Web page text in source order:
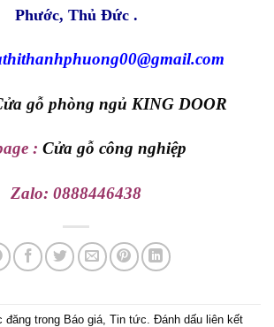
Phước, Thủ Đức .
gỗ phòng ngủ KING DOOR
: Cửa gỗ công nghiệp
Zalo: 0888446438
đăng trong Báo giá, Tin tức . Đánh dấu liên kết